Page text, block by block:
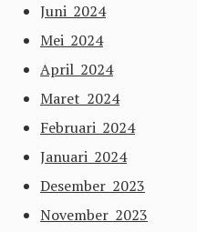
Juni 2024
Mei 2024
April 2024
Maret 2024
Februari 2024
Januari 2024
Desember 2023
November 2023